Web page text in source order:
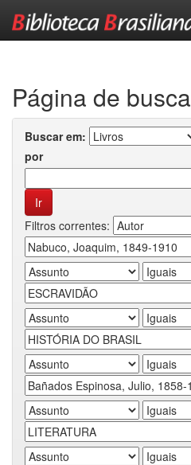
Página de busca
Buscar em:
por
Filtros correntes: